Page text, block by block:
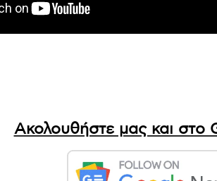
Ακολουθήστε μας και στο